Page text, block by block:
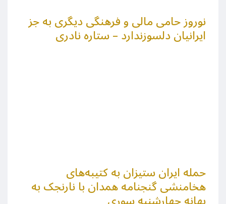
نوروز حامی مالی و فرهنگی دیگری به جز
ایرانیان دلسوزندارد – ستاره نادری
حمله ایران ستیزان به کتیبه‌های
هخامنشی گنجنامه همدان با نارنجک به